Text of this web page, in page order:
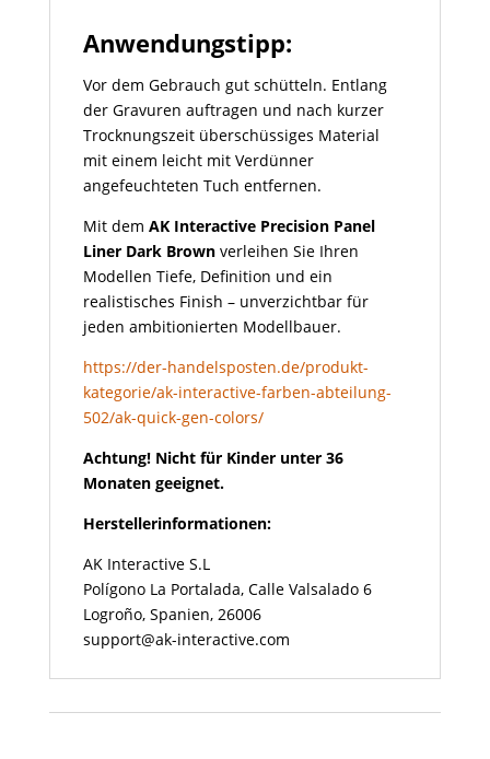
Anwendungstipp:
Vor dem Gebrauch gut schütteln. Entlang
der Gravuren auftragen und nach kurzer
Trocknungszeit überschüssiges Material
mit einem leicht mit Verdünner
angefeuchteten Tuch entfernen.
Mit dem AK Interactive Precision Panel
Liner Dark Brownverleihen Sie Ihren
Modellen Tiefe, Definition und ein
realistisches Finish – unverzichtbar für
jeden ambitionierten Modellbauer.
https://der-handelsposten.de/produkt-
kategorie/ak-interactive-farben-abteilung-
502/ak-quick-gen-colors/
Achtung! Nicht für Kinder unter 36
Monaten geeignet.
Herstellerinformationen:
AK Interactive S.L
Polígono La Portalada, Calle Valsalado 6
Logroño, Spanien, 26006
support@ak-interactive.com